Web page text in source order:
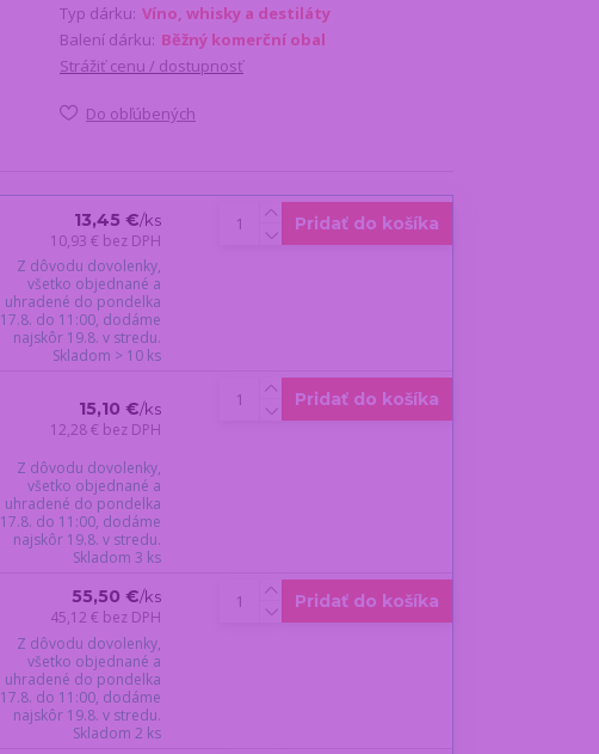
Typ dárku: Víno, whisky a destiláty
Balení dárku: Běžný komerční obal
Strážiť cenu / dostupnosť
Do obľúbených
13,45 €/ks
10,93 € bez DPH
Z dôvodu dovolenky,
všetko objednané a
uhradené do pondelka
17.8. do 11:00, dodáme
najskôr 19.8. v stredu.
Skladom > 10 ks
Pridať do košíka
15,10 €/ks
12,28 € bez DPH
Z dôvodu dovolenky,
všetko objednané a
uhradené do pondelka
17.8. do 11:00, dodáme
najskôr 19.8. v stredu.
Skladom 3 ks
Pridať do košíka
55,50 €/ks
45,12 € bez DPH
Z dôvodu dovolenky,
všetko objednané a
uhradené do pondelka
17.8. do 11:00, dodáme
najskôr 19.8. v stredu.
Skladom 2 ks
Pridať do košíka